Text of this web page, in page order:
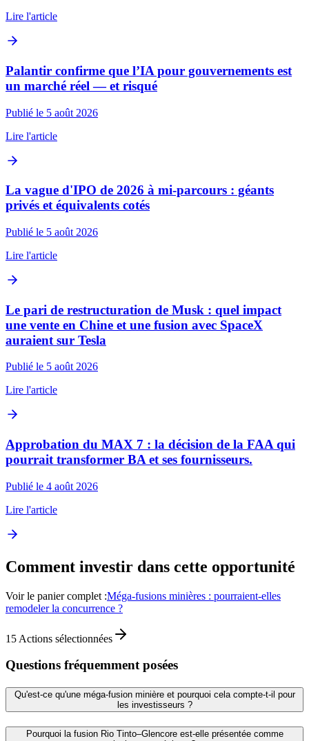
Lire l'article
Palantir confirme que l’IA pour gouvernements est
un marché réel — et risqué
Publié le 5 août 2026
Lire l'article
La vague d'IPO de 2026 à mi-parcours : géants
privés et équivalents cotés
Publié le 5 août 2026
Lire l'article
Le pari de restructuration de Musk : quel impact
une vente en Chine et une fusion avec SpaceX
auraient sur Tesla
Publié le 5 août 2026
Lire l'article
Approbation du MAX 7 : la décision de la FAA qui
pourrait transformer BA et ses fournisseurs.
Publié le 4 août 2026
Lire l'article
Comment investir dans cette opportunité
Voir le panier complet :Méga-fusions minières : pourraient-elles
remodeler la concurrence ?
15 Actions sélectionnées
Questions fréquemment posées
Qu'est-ce qu'une méga-fusion minière et pourquoi cela compte-t-il pour
les investisseurs ?
Pourquoi la fusion Rio Tinto–Glencore est-elle présentée comme